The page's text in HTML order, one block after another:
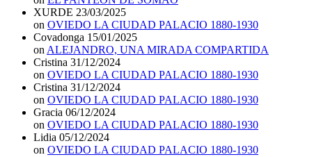
XURDE 23/03/2025
on OVIEDO LA CIUDAD PALACIO 1880-1930
Covadonga 15/01/2025
onALEJANDRO, UNA MIRADA COMPARTIDA
Cristina 31/12/2024
on OVIEDO LA CIUDAD PALACIO 1880-1930
Cristina 31/12/2024
on OVIEDO LA CIUDAD PALACIO 1880-1930
Gracia 06/12/2024
on OVIEDO LA CIUDAD PALACIO 1880-1930
Lidia 05/12/2024
on OVIEDO LA CIUDAD PALACIO 1880-1930